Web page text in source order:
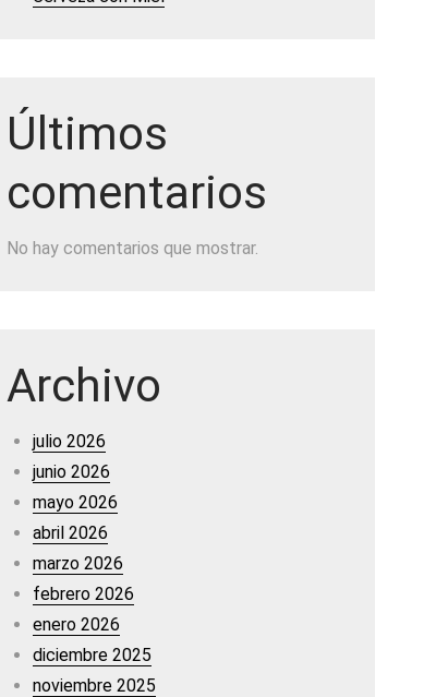
Últimos
comentarios
No hay comentarios que mostrar.
Archivo
julio 2026
junio 2026
mayo 2026
abril 2026
marzo 2026
febrero 2026
enero 2026
diciembre 2025
noviembre 2025